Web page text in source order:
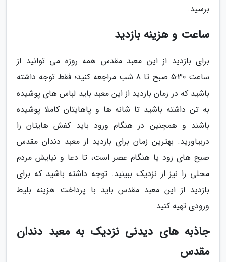
برسید.
ساعت و هزینه بازدید
برای بازدید از این معبد مقدس همه روزه می توانید از
ساعت 5:30 صبح تا 8 شب مراجعه کنید؛ فقط توجه داشته
باشید که در زمان بازدید از این معبد باید لباس های پوشیده
به تن داشته باشید تا شانه ها و پاهایتان کاملا پوشیده
باشند و همچنین در هنگام ورود باید کفش هایتان را
دربیاورید. بهترین زمان برای بازدید از معبد دندان مقدس
صبح های زود یا هنگام عصر است، تا دعا و نیایش مردم
محلی را نیز از نزدیک ببینید. توجه داشته باشید که برای
بازدید از این معبد مقدس باید با پرداخت هزینه بلیط
ورودی تهیه کنید.
جاذبه های دیدنی نزدیک به معبد دندان
مقدس